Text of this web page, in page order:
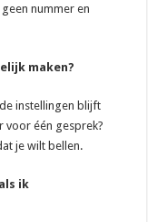
nummer en
maken?
instellingen blijft
voor één gesprek?
je wilt bellen.
ik